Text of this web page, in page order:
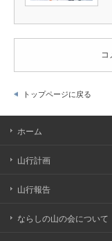
コ
トップページに戻る
ホーム
山行計画
山行報告
ならしの山の会について